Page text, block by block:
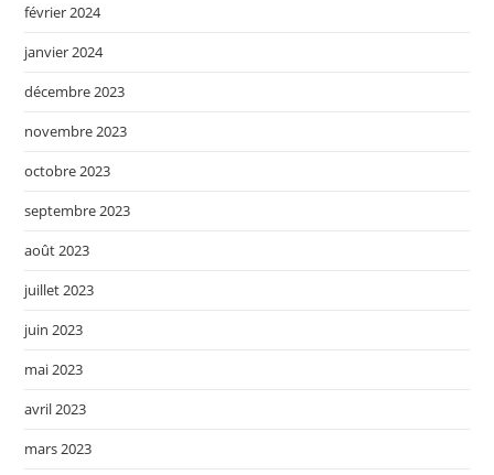
février 2024
janvier 2024
décembre 2023
novembre 2023
octobre 2023
septembre 2023
août 2023
juillet 2023
juin 2023
mai 2023
avril 2023
mars 2023